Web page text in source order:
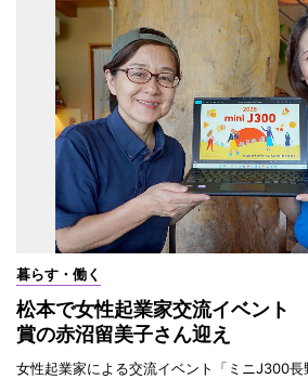
暮らす・働く
松本で女性起業家交流イベン
賞の赤沼留美子さん迎え
女性起業家による交流イベント「ミニJ300